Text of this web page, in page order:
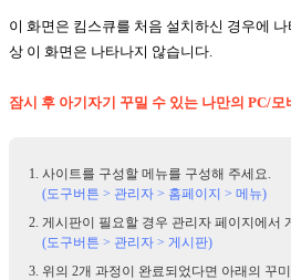
이 화면은 킴스큐를 처음 설치하신 경우에
상 이 화면은 나타나지 않습니다.
잠시 후 아기자기 꾸밀 수 있는 나만의 PC/
사이트를 구성할 메뉴를 구성해 주세요.
(도구버튼 > 관리자 > 홈페이지 > 메뉴)
게시판이 필요할 경우 관리자 페이지에서
(도구버튼 > 관리자 > 게시판)
위의 2개 과정이 완료되었다면 아래의 꾸